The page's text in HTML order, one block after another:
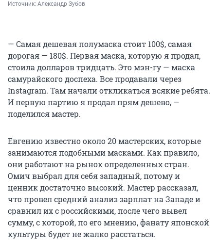
Источник: Александр Зубов
— Самая дешевая полумаска стоит 100$, самая
дорогая — 180$. Первая маска, которую я продал,
стоила долларов тридцать. Это мэн-гу — маска
самурайского доспеха. Все продавали через
Instagram. Там начали откликаться всякие ребята.
И первую партию я продал прям дешево, —
поделился мастер.
Евгению известно около 20 мастерских, которые
занимаются подобными масками. Как правило,
они работают на рынок определенных стран.
Омич выбрал для себя западный, потому и
ценник достаточно высокий. Мастер рассказал,
что провел средний анализ зарплат на Западе и
сравнил их с российскими, после чего вывел
сумму, с которой, по его мнению, фанату японской
культуры будет не жалко расстаться.